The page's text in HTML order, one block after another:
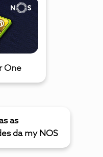
One
as
da my NOS